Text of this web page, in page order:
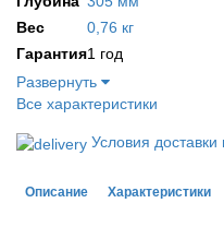
Вес
0,76 кг
Гарантия1 год
Развернуть
Все характеристики
Условия доставки
Описание Характеристики